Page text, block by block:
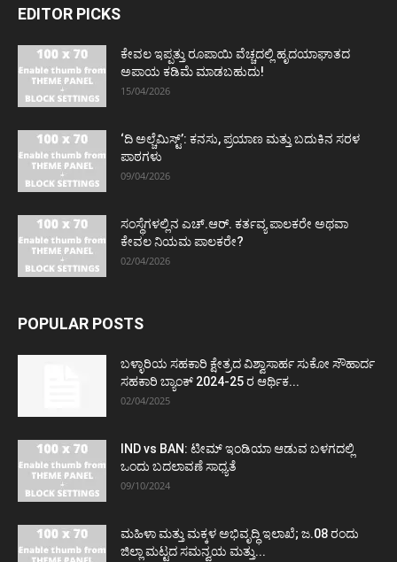
EDITOR PICKS
ಕೇವಲ ಇಪ್ಪತ್ತು ರೂಪಾಯಿ ವೆಚ್ಚದಲ್ಲಿ ಹೃದಯಾಘಾತದ
ಅಪಾಯ ಕಡಿಮೆ ಮಾಡಬಹುದು!
15/04/2026
‘ದಿ ಅಲ್ಚೆಮಿಸ್ಟ್’: ಕನಸು, ಪ್ರಯಾಣ ಮತ್ತು ಬದುಕಿನ ಸರಳ
ಪಾಠಗಳು
09/04/2026
ಸಂಸ್ಥೆಗಳಲ್ಲಿನ ಎಚ್.ಆರ್. ಕರ್ತವ್ಯ ಪಾಲಕರೇ ಅಥವಾ
ಕೇವಲ ನಿಯಮ ಪಾಲಕರೇ?
02/04/2026
POPULAR POSTS
ಬಳ್ಳಾರಿಯ ಸಹಕಾರಿ ಕ್ಷೇತ್ರದ ವಿಶ್ವಾಸಾರ್ಹ ಸುಕೋ ಸೌಹಾರ್ದ
ಸಹಕಾರಿ ಬ್ಯಾಂಕ್ 2024-25 ರ ಆರ್ಥಿಕ...
02/04/2025
IND vs BAN: ಟೀಮ್ ಇಂಡಿಯಾ ಆಡುವ ಬಳಗದಲ್ಲಿ
ಒಂದು ಬದಲಾವಣೆ ಸಾಧ್ಯತೆ
09/10/2024
ಮಹಿಳಾ ಮತ್ತು ಮಕ್ಕಳ ಅಭಿವೃದ್ಧಿ ಇಲಾಖೆ; ಜ.08 ರಂದು
ಜಿಲ್ಲಾ ಮಟ್ಟದ ಸಮನ್ವಯ ಮತ್ತು...